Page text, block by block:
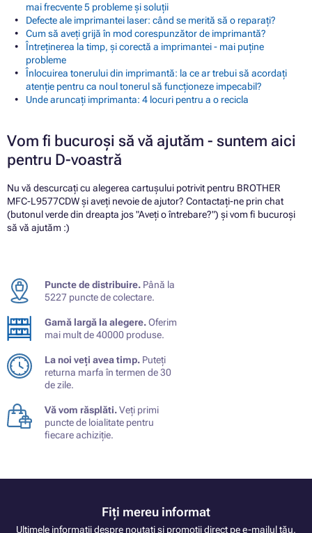
mai frecvente 5 probleme și soluții
Defecte ale imprimantei laser: când se merită să o reparați?
Cum să aveți grijă în mod corespunzător de imprimantă?
Întreținerea la timp, și corectă a imprimantei - mai puține
probleme
Înlocuirea tonerului din imprimantă: la ce ar trebui să acordați
atenție pentru ca noul tonerul să funcționeze impecabil?
Unde aruncați imprimanta: 4 locuri pentru a o recicla
Vom fi bucuroși să vă ajutăm - suntem aici
pentru D-voastră
Nu vă descurcați cu alegerea cartușului potrivit pentru BROTHER
MFC-L9577CDW și aveți nevoie de ajutor? Contactați-ne prin chat
(butonul verde din dreapta jos "Aveți o întrebare?") și vom fi bucuroși
să vă ajutăm :)
Puncte de distribuire. Până la
5227 puncte de colectare.
Gamă largă la alegere.Oferim
mai mult de 40000 produse.
La noi veți avea timp. Puteți
returna marfa în termen de 30
de zile.
Vă vom răsplăti.Veți primi
puncte de loialitate pentru
fiecare achiziție.
Fiți mereu informat
Ultimele informații despre noutati și promoții direct pe e-mailul tău.